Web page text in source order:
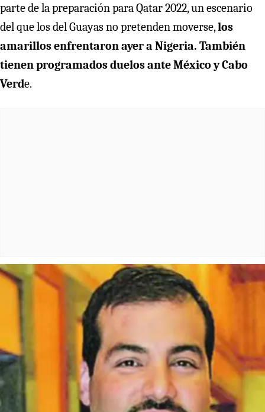
parte de la preparación para Qatar 2022, un escenario
del que los del Guayas no pretenden moverse,los
amarillos enfrentaron ayer a Nigeria. También
tienen programados duelos ante México y Cabo
Verde.